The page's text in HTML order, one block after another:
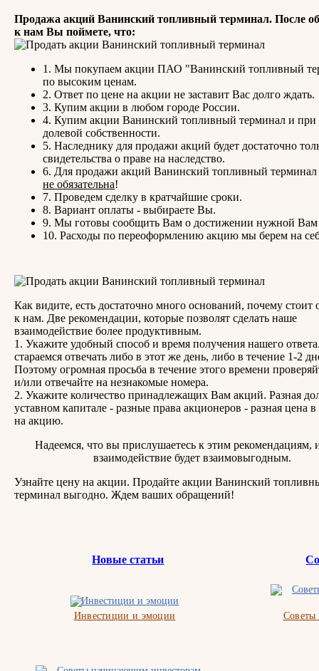
Продажа акций Ванинский топливный терминал. После
к нам Вы поймете, что:
1. Мы покупаем акции ПАО "Ванинский топливный
по высоким ценам.
2. Ответ по цене на акции не заставит Вас долго ждать.
3. Купим акции в любом городе России.
4. Купим акции Ванинский топливный терминал и
долевой собственности.
5. Наследнику для продажи акций будет достаточно
свидетельства о праве на наследство.
6. Для продажи акций Ванинский топливный терминал
не обязательна!
7. Проведем сделку в кратчайшие сроки.
8. Вариант оплаты - выбираете Вы.
9. Мы готовы сообщить Вам о достижении нужной
10. Расходы по переоформлению акцию мы берем на
Как видите, есть достаточно много оснований, почему стоит
к нам. Две рекомендации, которые позволят сделать наше
взаимодействие более продуктивным.
1. Укажите удобный способ и время получения нашего
стараемся отвечать либо в этот же день, либо в течение 1-2
Поэтому огромная просьба в течение этого времени
и/или отвечайте на незнакомые номера.
2. Укажите количество принадлежащих Вам акций. Разная
уставном капитале - разные права акционеров - разная цена в
на акцию.
Надеемся, что вы прислушаетесь к этим рекомендациям,
взаимодействие будет взаимовыгодным.
Узнайте цену на акции. Продайте акции Ванинский
терминал выгодно. Ждем ваших обращений!
Новые статьи
Инвестиции и эмоции Советы